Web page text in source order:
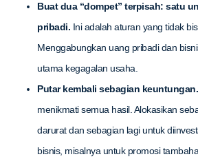
Buat dua “dompet” terpisah: satu
pribadi. Ini adalah aturan yang tidak
Menggabungkan uang pribadi dan
utama kegagalan usaha.
Putar kembali sebagian keuntungan.
menikmati semua hasil. Alokasikan
darurat dan sebagian lagi untuk
bisnis, misalnya untuk promosi